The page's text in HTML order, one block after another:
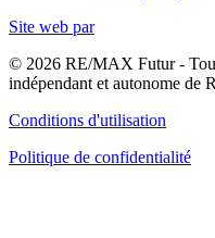
Site web par
© 2026 RE/MAX Futur -
indépendant et autonome de
Conditions d'utilisation
Politique de confidentialité